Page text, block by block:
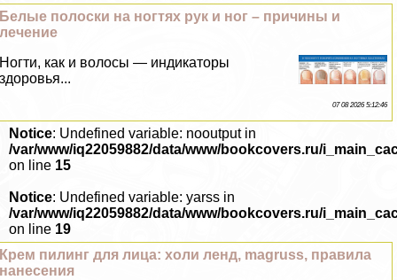
Белые полоски на ногтях рук и ног – причины и
лечение
Ногти, как и волосы — индикаторы
здоровья...
07 08 2026 5:12:46
Notice: Undefined variable: nooutput in
/var/www/iq22059882/data/www/bookcovers.ru/
on line 15
Notice: Undefined variable: yarss in
/var/www/iq22059882/data/www/bookcovers.ru/
on line 19
Крем пилинг для лица: холи ленд, magruss, правила
нанесения